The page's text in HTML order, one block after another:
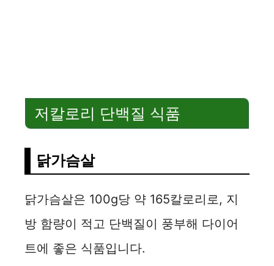
저칼로리 단백질 식품
닭가슴살
닭가슴살은 100g당 약 165칼로리로, 지
방 함량이 적고 단백질이 풍부해 다이어
트에 좋은 식품입니다.